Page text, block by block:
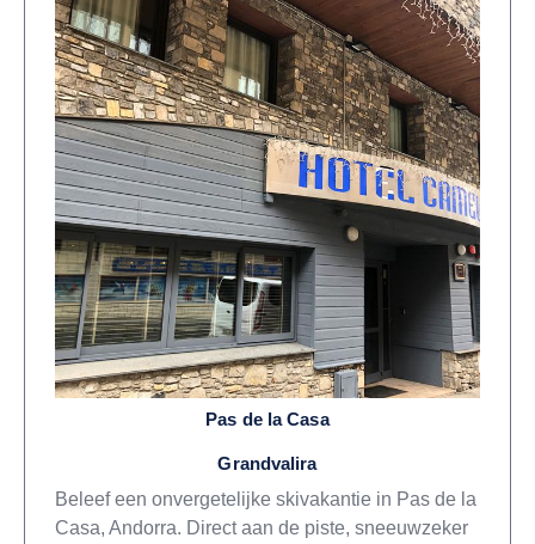
Pas de la Casa
Grandvalira
Beleef een onvergetelijke skivakantie in Pas de la
Casa, Andorra. Direct aan de piste, sneeuwzeker